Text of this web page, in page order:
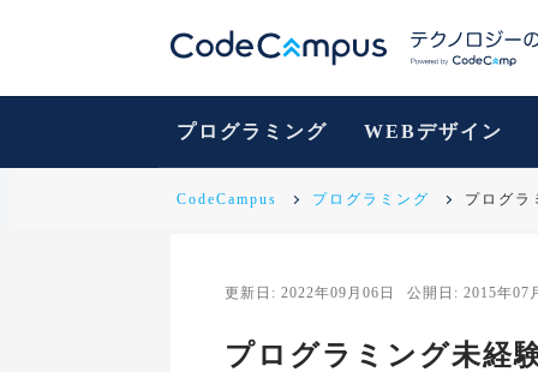
プログラミング WEBデザイン
CodeCampus プログラミング プログラ
更新日: 2022年09月06日 公開日: 2015年07
プログラミング未経